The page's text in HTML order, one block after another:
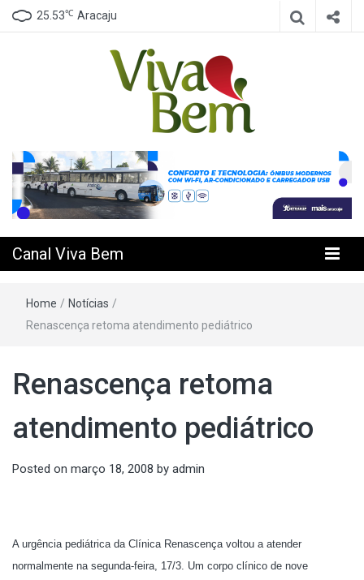
25.53℃ Aracaju
Canal Viva
Bem
Canal Viva Bem
Home / Notícias /
Renascença retoma atendimento pediátrico
Renascença retoma
atendimento pediátrico
Posted on março 18, 2008 by admin
A urgência pediátrica da Clínica Renascença voltou a atender
normalmente na segunda-feira, 17/3. Um corpo clínico de nove